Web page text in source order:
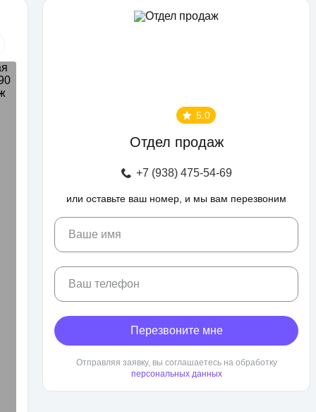
5.0
Отдел продаж
+7 (938) 475-54-69
или оставьте ваш номер, и мы вам перезвоним
Ваше имя
Ваш телефон
Перезвоните мне
Отправляя заявку, вы соглашаетесь на обработку
персональных данных